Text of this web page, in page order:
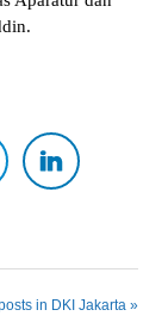
in DKI Jakarta »